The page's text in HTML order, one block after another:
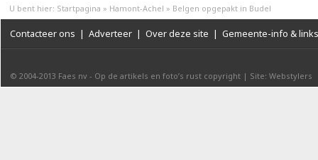
U bent hier: Startpagina » Hamont-Achel » Belgen opgepakt in Budel
Contacteer ons | Adverteer | Over deze site | Gemeente-info & links
© 2004-2013 Faes nv - Op de artikels en foto’s rust copyright | Site: Webstylers